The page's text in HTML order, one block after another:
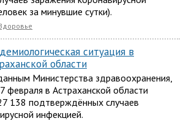
за минувшие сутки).
ситуация в
области
Министерства здравоохранения,
февраля в Астраханской области
138 подтверждённых случаев
инфекцией.